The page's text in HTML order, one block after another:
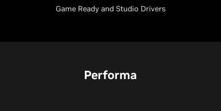
Game Ready and Studio Drivers
Performa